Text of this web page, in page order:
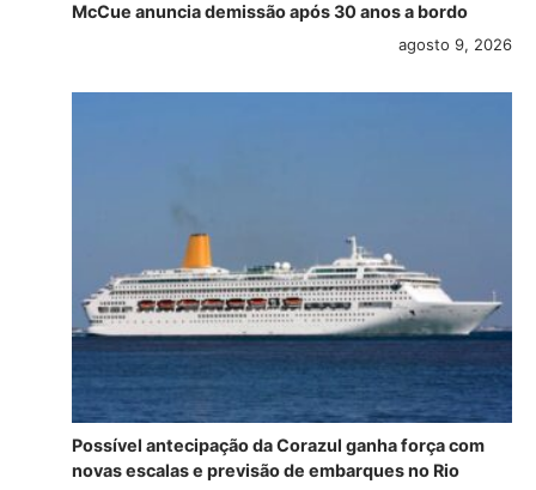
McCue anuncia demissão após 30 anos a bordo
agosto 9, 2026
Possível antecipação da Corazul ganha força com
novas escalas e previsão de embarques no Rio